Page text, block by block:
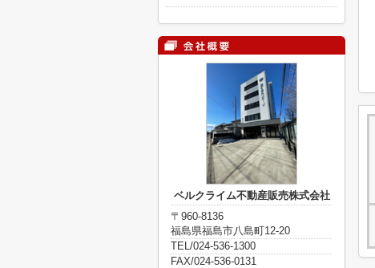
ベルクライム不動産販売株式会社
〒960-8136
福島県福島市八島町12-20
TEL/024-536-1300
FAX/024-536-0131